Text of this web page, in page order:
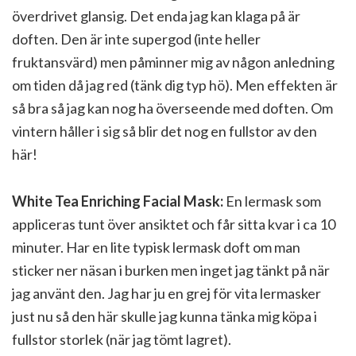
överdrivet glansig. Det enda jag kan klaga på är
doften. Den är inte supergod (inte heller
fruktansvärd) men påminner mig av någon anledning
om tiden då jag red (tänk dig typ hö). Men effekten är
så bra så jag kan nog ha överseende med doften. Om
vintern håller i sig så blir det nog en fullstor av den
här!
White Tea Enriching Facial Mask: En lermask som
appliceras tunt över ansiktet och får sitta kvar i ca 10
minuter. Har en lite typisk lermask doft om man
sticker ner näsan i burken men inget jag tänkt på när
jag använt den. Jag har ju en grej för vita lermasker
just nu så den här skulle jag kunna tänka mig köpa i
fullstor storlek (när jag tömt lagret).